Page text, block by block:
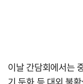
이날 간담회에서는